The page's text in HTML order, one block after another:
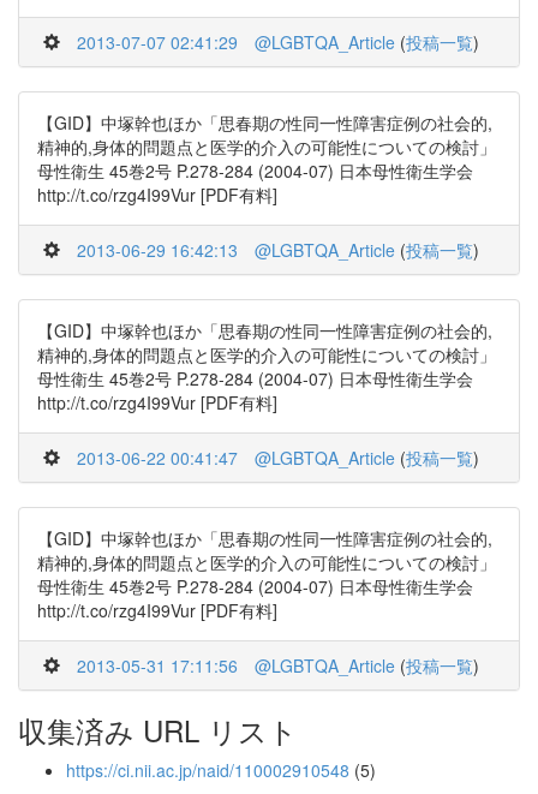
2013-07-07 02:41:29 @LGBTQA_Article (投稿一覧)
【GID】中塚幹也ほか「思春期の性同一性障害症例の社会的,
精神的,身体的問題点と医学的介入の可能性についての検討」
母性衛生 45巻2号 P.278-284 (2004-07) 日本母性衛生学会
http://t.co/rzg4I99Vur [PDF有料]
2013-06-29 16:42:13 @LGBTQA_Article (投稿一覧)
【GID】中塚幹也ほか「思春期の性同一性障害症例の社会的,
精神的,身体的問題点と医学的介入の可能性についての検討」
母性衛生 45巻2号 P.278-284 (2004-07) 日本母性衛生学会
http://t.co/rzg4I99Vur [PDF有料]
2013-06-22 00:41:47 @LGBTQA_Article (投稿一覧)
【GID】中塚幹也ほか「思春期の性同一性障害症例の社会的,
精神的,身体的問題点と医学的介入の可能性についての検討」
母性衛生 45巻2号 P.278-284 (2004-07) 日本母性衛生学会
http://t.co/rzg4I99Vur [PDF有料]
2013-05-31 17:11:56 @LGBTQA_Article (投稿一覧)
収集済み URL リスト
https://ci.nii.ac.jp/naid/110002910548 (5)